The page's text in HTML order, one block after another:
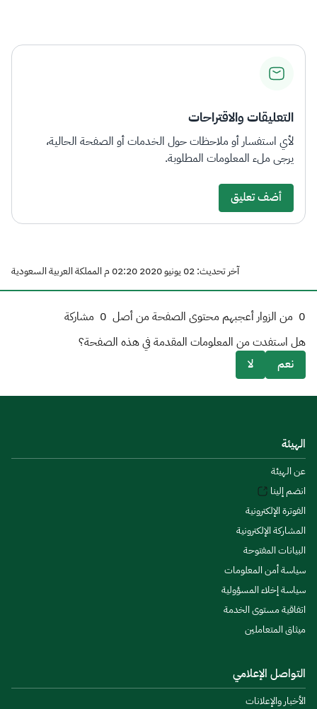
التعليقات والاقتراحات
لأي استفسار أو ملاحظات حول الخدمات أو الصفحة الحالية،
يرجى ملء المعلومات المطلوبة.
أضف تعليق
آخر تحديث: 02 يونيو 2020 02:20 م المملكة العربية السعودية
0 من الزوار أعجبهم محتوى الصفحة من أصل 0 مشاركة
هل استفدت من المعلومات المقدمة في هذه الصفحة؟
نعم
لا
الهيئة
عن الهيئة
انضم إلينا
الفوترة الإلكترونية
المشاركة الإلكترونية
البيانات المفتوحة
سياسة أمن المعلومات
سياسة إخلاء المسؤولية
اتفاقية مستوى الخدمة
ميثاق المتعاملين
التواصل الإعلامي
الأخبار والإعلانات